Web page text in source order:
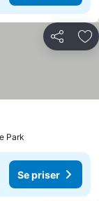
Dela
Park
Se priser